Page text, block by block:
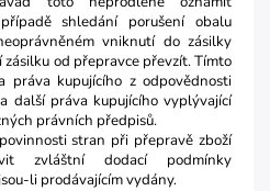
shledání porušení obalu
vniknutí do zásilky
zásilku od přepravce převzít. Tímto
práva kupujícího z odpovědnosti
další práva kupujícího vyplývající
právních předpisů.
stran při přepravě zboží
zvláštní dodací podmínky
li prodávajícím vydány.